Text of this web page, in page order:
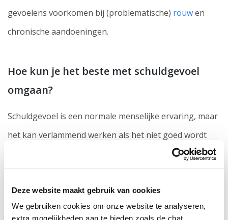
Deze website maakt gebruik van cookies
We gebruiken cookies om onze website te analyseren,
extra mogelijkheden aan te bieden zoals de chat
gevoelens voorkomen bij (problematische) rouwen
chronische aandoeningen.
Hoe kun je het beste met schuldgevoel
omgaan?
Schuldgevoel is een normale menselijke ervaring, maar
het kan verlammend werken als het niet goed wordt
aangepakt. Als je schuldgevoel durft toe te laten en te
onderzoeken kan het zelfs een constructieve factor in
je leven zijn. Maar hoe kun je er op een gezonde
manier mee omgaan?